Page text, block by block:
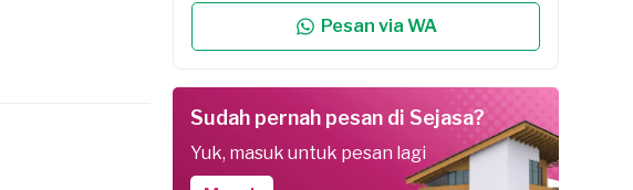
Pesan via WA
Sudah pernah pesan di Sejasa?
Yuk, masuk untuk pesan lagi